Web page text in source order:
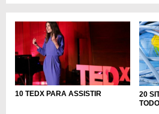
10 TEDX PARA ASSISTIR
20